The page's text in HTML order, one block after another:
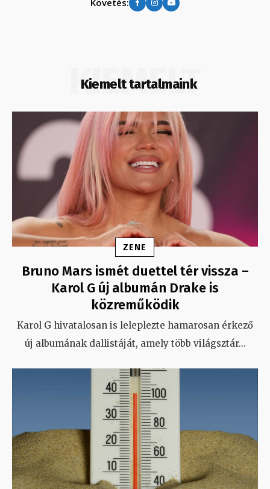
Követés:
Kiemelt tartalmaink
KIEMELT
ZENE
Bruno Mars ismét duettel tér vissza –
Karol G új albumán Drake is
közreműködik
Karol G hivatalosan is leleplezte hamarosan érkező
új albumának dallistáját, amely több világsztár...